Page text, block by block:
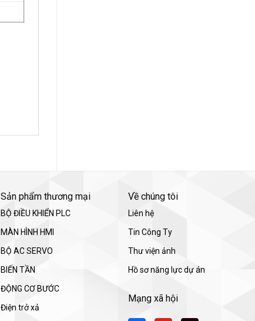
Sản phẩm thương mại
BỘ ĐIỀU KHIỂN PLC
MÀN HÌNH HMI
BỘ AC SERVO
BIẾN TẦN
ĐỘNG CƠ BƯỚC
Điện trở xả
Về chúng tôi
Liên hệ
Tin Công Ty
Thư viện ảnh
Hồ sơ năng lực dự án
Mạng xã hội